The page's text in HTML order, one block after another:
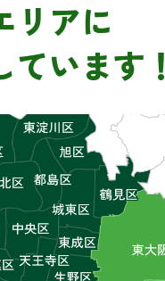
リアに
ています！